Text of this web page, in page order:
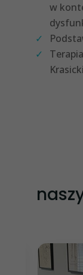
w